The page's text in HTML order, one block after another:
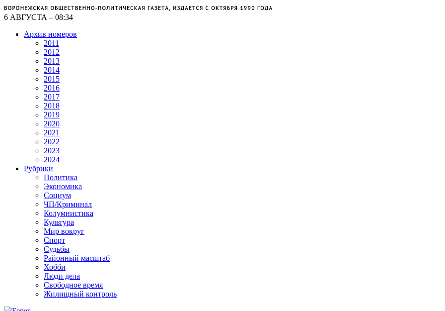
6 АВГУСТА – 08:34
Архив номеров
2011
2012
2013
2014
2015
2016
2017
2018
2019
2020
2021
2022
2023
2024
Рубрики
Политика
Экономика
Социум
ЧП/Криминал
Колумнистика
Культура
Мир вокруг
Спорт
Судьбы
Районный масштаб
Хобби
Люди дела
Свободное время
Жилищный контроль